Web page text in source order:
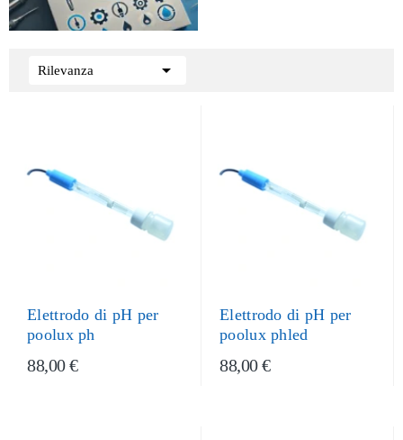
Rilevanza 
Elettrodo di pH per
poolux ph
88,00 €
Elettrodo di pH per
poolux phled
88,00 €